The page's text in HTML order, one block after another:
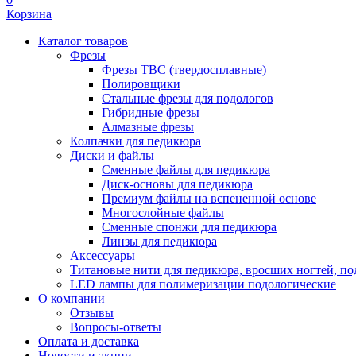
Корзина
Каталог товаров
Фрезы
Фрезы ТВС (твердосплавные)
Полировщики
Стальные фрезы для подологов
Гибридные фрезы
Алмазные фрезы
Колпачки для педикюра
Диски и файлы
Сменные файлы для педикюра
Диск-основы для педикюра
Премиум файлы на вспененной основе
Многослойные файлы
Сменные спонжи для педикюра
Линзы для педикюра
Аксессуары
Титановые нити для педикюра, вросших ногтей,
LED лампы для полимеризации подологические
О компании
Отзывы
Вопросы-ответы
Оплата и доставка